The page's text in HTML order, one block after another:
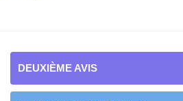
DEUXIÈME AVIS